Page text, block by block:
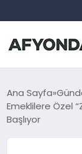
ANASAYFA
GÜNDEM
Ana Sayfa
Emeklilere Özel
Başlıyor